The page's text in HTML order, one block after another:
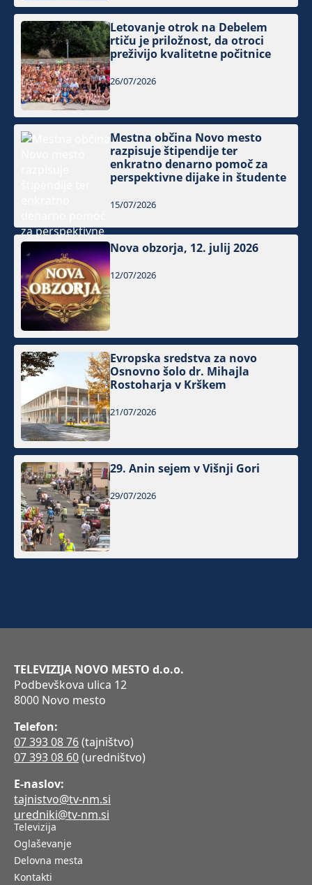
Letovanje otrok na Debelem
rtiču je priložnost, da otroci
preživijo kvalitetne počitnice
26/07/2026
Mestna občina Novo mesto
razpisuje štipendije ter
enkratno denarno pomoč za
perspektivne dijake in študente
15/07/2026
Nova obzorja, 12. julij 2026
12/07/2026
Evropska sredstva za novo
Osnovno šolo dr. Mihajla
Rostoharja v Krškem
21/07/2026
29. Anin sejem v Višnji Gori
29/07/2026
TELEVIZIJA NOVO MESTO d.o.o.
Podbevškova ulica 12
8000 Novo mesto
Telefon:
07 393 08 76(tajništvo)
07 393 08 60(uredništvo)
E-naslov:
tajnistvo@tv-nm.si
uredniki@tv-nm.si
Televizija
Oglaševanje
Delovna mesta
Kontakti